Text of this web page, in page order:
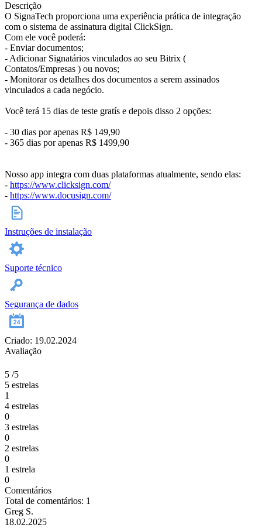
Descrição
O SignaTech proporciona uma experiência prática de integração
com o sistema de assinatura digital ClickSign.
Com ele você poderá:
- Enviar documentos;
- Adicionar Signatários vinculados ao seu Bitrix (
Contatos/Empresas ) ou novos;
- Monitorar os detalhes dos documentos a serem assinados
vinculados a cada negócio.
Você terá 15 dias de teste gratís e depois disso 2 opções:
- 30 dias por apenas R$ 149,90
- 365 dias por apenas R$ 1499,90
Nosso app integra com duas plataformas atualmente, sendo elas:
- https://www.clicksign.com/
- https://www.docusign.com/
Instruções de instalação
Suporte técnico
Segurança de dados
Criado: 19.02.2024
Avaliação
5 /5
5 estrelas
1
4 estrelas
0
3 estrelas
0
2 estrelas
0
1 estrela
0
Comentários
Total de comentários: 1
Greg S.
18.02.2025